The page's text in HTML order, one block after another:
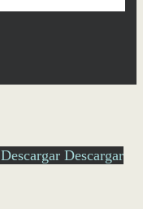
Descargar Descargar